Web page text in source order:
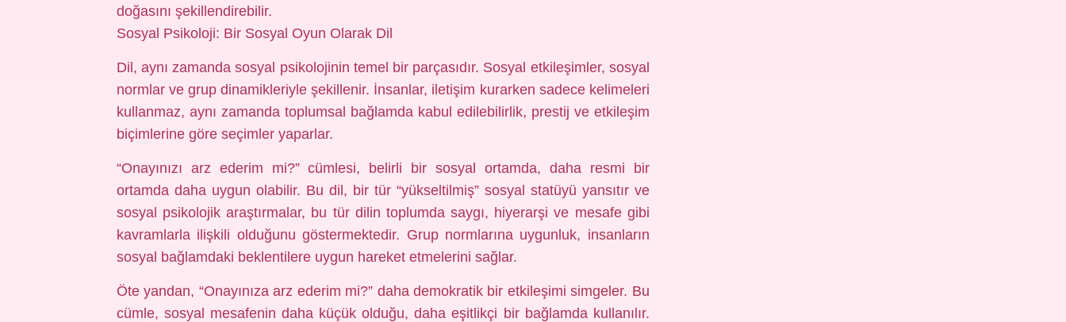
doğasını şekillendirebilir.
Sosyal Psikoloji: Bir Sosyal Oyun Olarak Dil
Dil, aynı zamanda sosyal psikolojinin temel bir parçasıdır. Sosyal etkileşimler, sosyal
normlar ve grup dinamikleriyle şekillenir. İnsanlar, iletişim kurarken sadece kelimeleri
kullanmaz, aynı zamanda toplumsal bağlamda kabul edilebilirlik, prestij ve etkileşim
biçimlerine göre seçimler yaparlar.
“Onayınızı arz ederim mi?” cümlesi, belirli bir sosyal ortamda, daha resmi bir
ortamda daha uygun olabilir. Bu dil, bir tür “yükseltilmiş” sosyal statüyü yansıtır ve
sosyal psikolojik araştırmalar, bu tür dilin toplumda saygı, hiyerarşi ve mesafe gibi
kavramlarla ilişkili olduğunu göstermektedir. Grup normlarına uygunluk, insanların
sosyal bağlamdaki beklentilere uygun hareket etmelerini sağlar.
Öte yandan, “Onayınıza arz ederim mi?” daha demokratik bir etkileşimi simgeler. Bu
cümle, sosyal mesafenin daha küçük olduğu, daha eşitlikçi bir bağlamda kullanılır.